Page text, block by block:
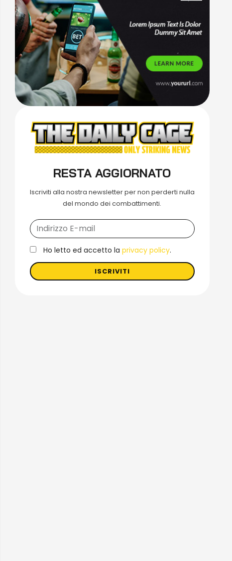
RESTA AGGIORNATO
Iscriviti alla nostra newsletter per non perderti nulla
del mondo dei combattimenti.
Ho letto ed accetto la privacy policy.
ISCRIVITI